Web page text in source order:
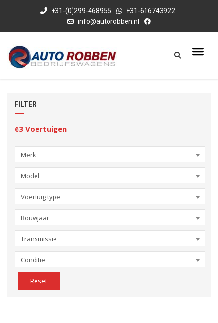
+31-(0)299-468955
+31-616743922
info@autorobben.nl
FILTER
63 Voertuigen
Merk
Model
Voertuig type
Bouwjaar
Transmissie
Conditie
Reset